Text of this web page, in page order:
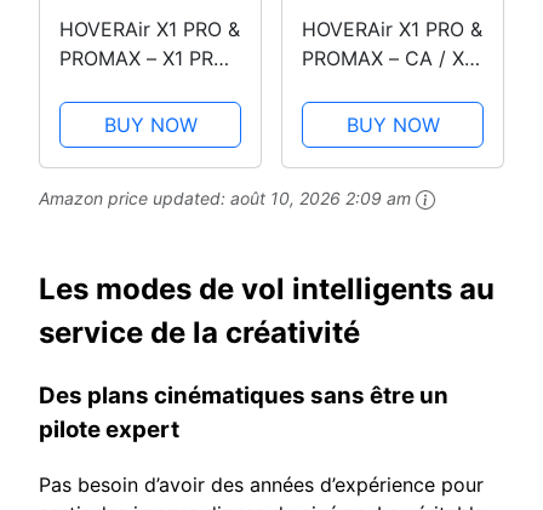
HOVERAir X1 PRO &
PROMAX – X1 PRO /
BUY NOW
HOVERAir X1 PRO &
PROMAX – CA / X1
BUY NOW
Amazon price updated: août 10, 2026 2:09 am
Les modes de vol intelligents au
service de la créativité
Des plans cinématiques sans être un
pilote expert
Pas besoin d’avoir des années d’expérience pour